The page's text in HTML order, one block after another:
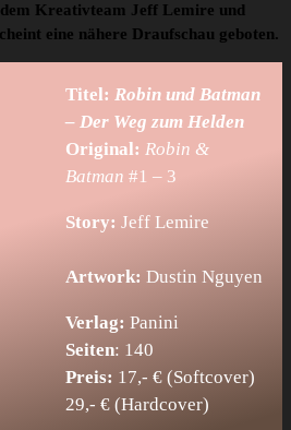
Kreativteam Jeff Lemire und
eine nähere Draufschau geboten.
Titel: Robin und Batman
– Der Weg zum Helden
Original:Robin &
Batman #1 – 3
Story:Jeff Lemire
Artwork: Dustin Nguyen
Verlag: Panini
Seiten: 140
Preis: 17,- € (Softcover)
29,- € (Hardcover)